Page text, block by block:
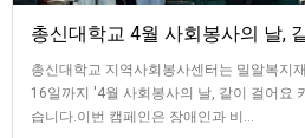
총신대학교 4월 사회봉사의 날,
총신대학교 지역사회봉사센터는 밀알복지
16일까지 '4월 사회봉사의 날, 같이 걸어요
습니다.이번 캠페인은 장애인과 비…